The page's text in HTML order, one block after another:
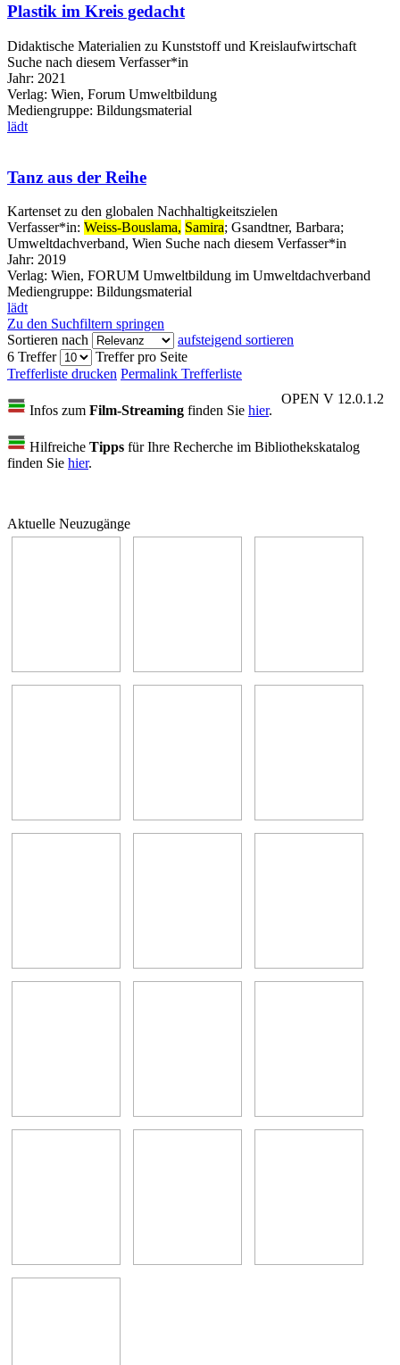
Plastik im Kreis gedacht
Didaktische Materialien zu Kunststoff und Kreislaufwirtschaft
Suche nach diesem Verfasser*in
Jahr: 2021
Verlag: Wien, Forum Umweltbildung
Mediengruppe: Bildungsmaterial
lädt
Tanz aus der Reihe
Kartenset zu den globalen Nachhaltigkeitszielen
Verfasser*in: Weiss-Bouslama, Samira; Gsandtner, Barbara;
Umweltdachverband, Wien Suche nach diesem Verfasser*in
Jahr: 2019
Verlag: Wien, FORUM Umweltbildung im Umweltdachverband
Mediengruppe: Bildungsmaterial
lädt
Zu den Suchfiltern springen
Sortieren nach
aufsteigend sortieren
6 Treffer
Treffer pro Seite
Trefferliste drucken Permalink Trefferliste
OPEN V 12.0.1.2
Infos zum Film-Streaming finden Sie hier.
Hilfreiche Tipps für Ihre Recherche im Bibliothekskatalog
finden Sie hier.
Aktuelle Neuzugänge